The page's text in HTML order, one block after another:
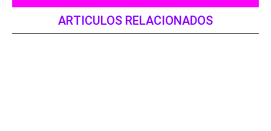
ARTICULOS RELACIONADOS